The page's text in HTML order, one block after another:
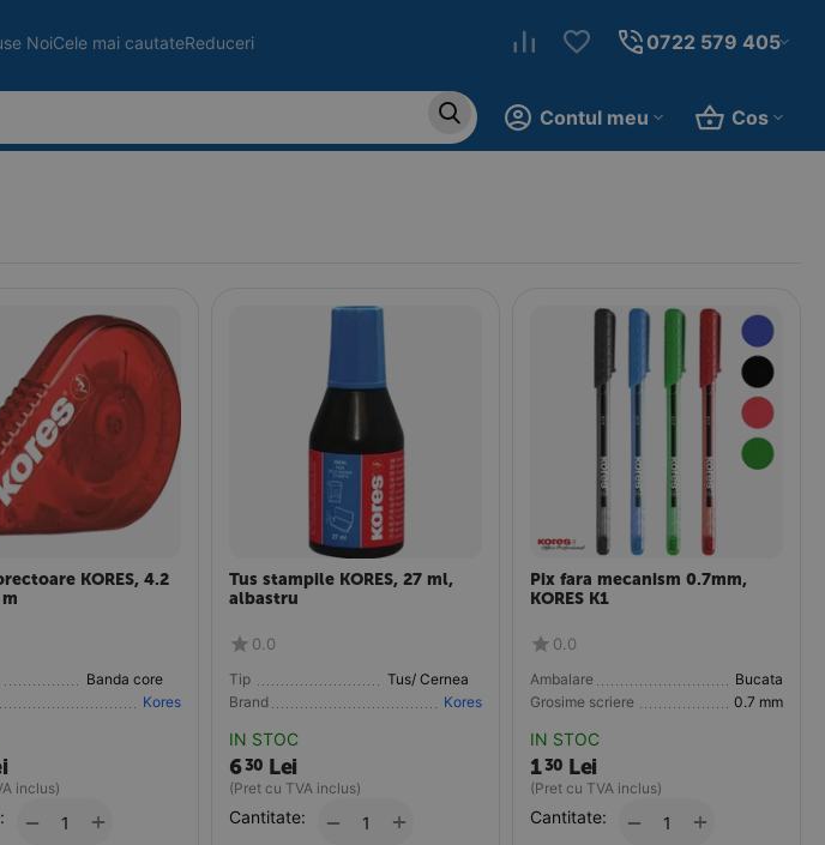
NoiCele mai cautateReduceri 0722 579 405
Cos
Contul meu
KORES, 4.2
Banda corectoare
Kores
inclus)
+
−
Tus stampile KORES, 27 ml,
albastru
0.0
Tip
Brand
Kores
IN STOC
630 Lei
(Pret cu TVA inclus)
Cantitate: +
−
Pix fara mecanism 0.7mm,
KORES K1
0.0
Ambalare
Bucata
Grosime scriere
0.7 mm
IN STOC
130 Lei
(Pret cu TVA inclus)
Cantitate: +
−